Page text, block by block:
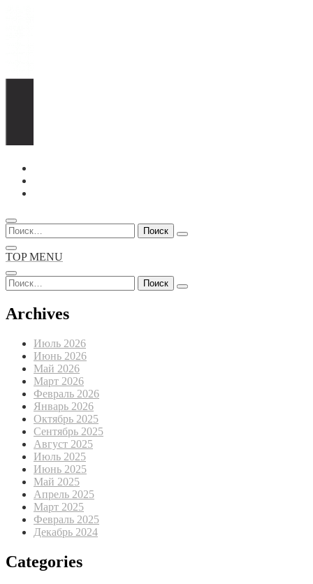
Перейти
содержимому
Найти:
TOP MENU
Найти:
Archives
Июль 2026
Июнь 2026
Май 2026
Март 2026
Февраль 2026
Январь 2026
Октябрь 2025
Сентябрь 2025
Август 2025
Июль 2025
Июнь 2025
Май 2025
Апрель 2025
Март 2025
Февраль 2025
Декабрь 2024
Categories